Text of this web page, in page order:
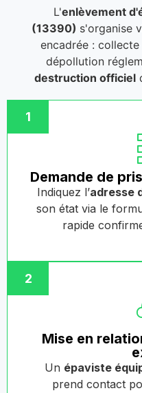
L'enlèvement
(13390) s'organise
encadrée :
dépollution
destruction officiel
1
Demande de
Indiquez l’adresse
son état via le
rapide
2
Mise en
Un épaviste
prend contact